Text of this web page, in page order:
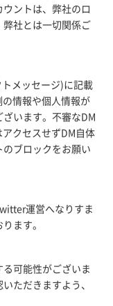
ントは、弊社のロ
社とは一切関係ご
メッセージ)に記載
情報や個人情報が
います。不審なDM
クセスせずDM自体
ブロックをお願い
運営へなりすま
ます。
可能性がございま
ただきますよう、